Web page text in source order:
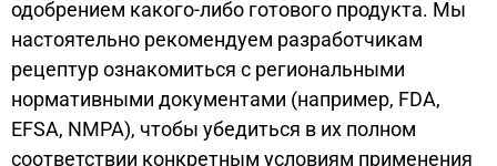
одобрением какого-либо готового продукта. Мы
настоятельно рекомендуем разработчикам
рецептур ознакомиться с региональными
нормативными документами (например, FDA,
EFSA, NMPA), чтобы убедиться в их полном
соответствии конкретным условиям применения